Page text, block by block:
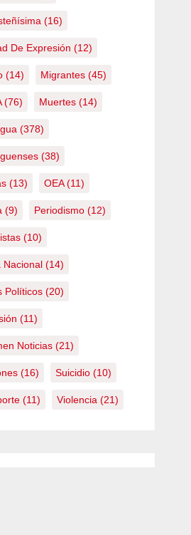
(16)
De Expresión (12)
(14) Migrantes(45)
(76) Muertes(14)
(378)
(38)
(13) OEA(11)
(9) Periodismo(12)
(10)
Nacional(14)
Políticos(20)
(11)
Noticias(21)
(16) Suicidio(10)
(11) Violencia (21)